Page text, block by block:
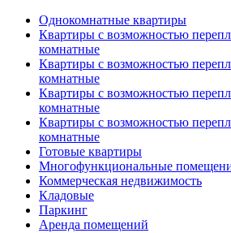
Однокомнатные квартиры
Квартиры с возможностью
комнатные
Квартиры с возможностью
комнатные
Квартиры с возможностью
комнатные
Квартиры с возможностью
комнатные
Готовые квартиры
Многофункциональные
Коммерческая недвижимость
Кладовые
Паркинг
Аренда помещений